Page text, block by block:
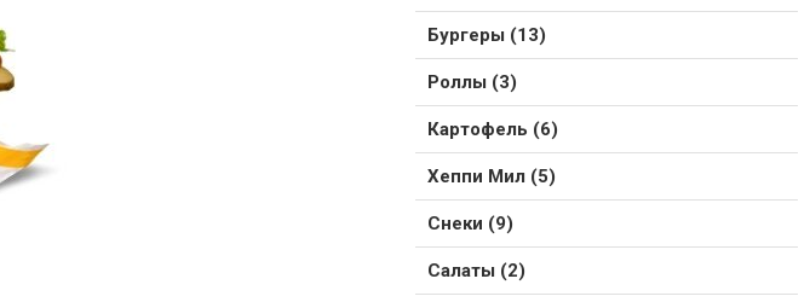
Бургеры (13)
Роллы (3)
Картофель (6)
Хеппи Мил (5)
Снеки (9)
Салаты (2)